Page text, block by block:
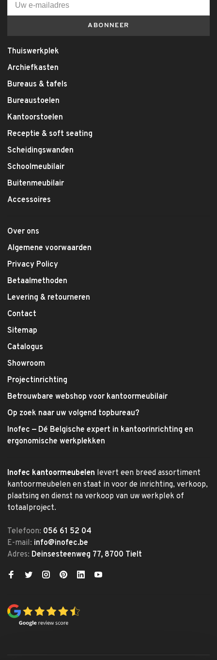
ABONNEER
Thuiswerkplek
Archiefkasten
Bureaus & tafels
Bureaustoelen
Kantoorstoelen
Receptie & soft seating
Scheidingswanden
Schoolmeubilair
Buitenmeubilair
Accessoires
Over ons
Algemene voorwaarden
Privacy Policy
Betaalmethoden
Levering & retourneren
Contact
Sitemap
Catalogus
Showroom
Projectinrichting
Betrouwbare webshop voor kantoormeubilair
Op zoek naar uw volgend topbureau?
Inofec — Dé Belgische expert in kantoorinrichting en
ergonomische werkplekken
Inofec kantoormeubelen levert een breed assortiment
kantoormeubelen en staat in voor de inrichting, verkoop,
plaatsing en dienst na verkoop van uw werkplek of
totaalproject.
Telefoon: 056 61 52 04
E-mail: info@inofec.be
Adres: Deinsesteenweg 77, 8700 Tielt